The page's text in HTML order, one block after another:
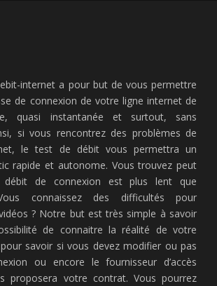
internet a pour but de vous permettre
de connexion de votre ligne internet de
quasi instantanée et surtout, sans
si vous rencontrez des problèmes de
le test de débit vous permettra un
rapide et autonome. Vous trouvez peut
de connexion est plus lent que
connaissez des difficultés pour
? Notre but est très simple à savoir
de connaitre la réalité de votre
savoir si vous devez modifier ou pas
ou encore le fournisseur d’accès
proposera votre contrat. Vous pourrez